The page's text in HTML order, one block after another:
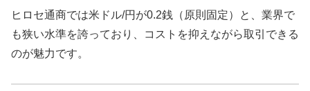
ヒロセ通商では米ドル/円が0.2銭（原則固定）と、業界で
も狭い水準を誇っており、コストを抑えながら取引できる
のが魅力です。